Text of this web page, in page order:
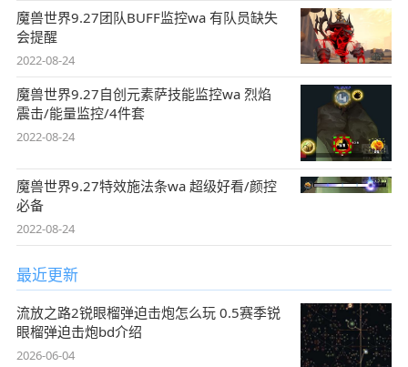
魔兽世界9.27团队BUFF监控wa 有队员缺失
会提醒
2022-08-24
魔兽世界9.27自创元素萨技能监控wa 烈焰
震击/能量监控/4件套
2022-08-24
魔兽世界9.27特效施法条wa 超级好看/颜控
必备
2022-08-24
最近更新
流放之路2锐眼榴弹迫击炮怎么玩 0.5赛季锐
眼榴弹迫击炮bd介绍
2026-06-04